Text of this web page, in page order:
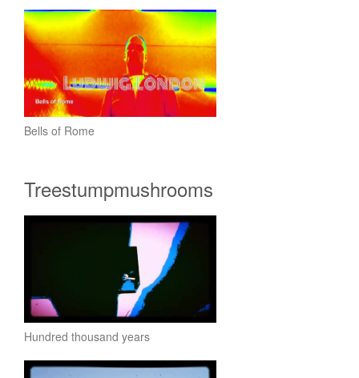
Bells of Rome
Treestumpmushrooms
Hundred thousand years